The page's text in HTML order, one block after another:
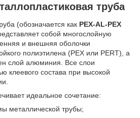
труба
(обозначается как PEX-AL-PEX
собой многослойную
и внешняя оболочки
полиэтилена (PEX или PERT), а
слой алюминия. Все слои
клеевого состава при высокой
идеальное сочетание:
металлической трубы;